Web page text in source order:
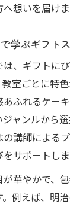
想いを届けま
学ぶギフト
、ギフトに
室ごとに特
ふれるケー
ャンルから
講師による
サポートしま
華やかで、
例えば、明